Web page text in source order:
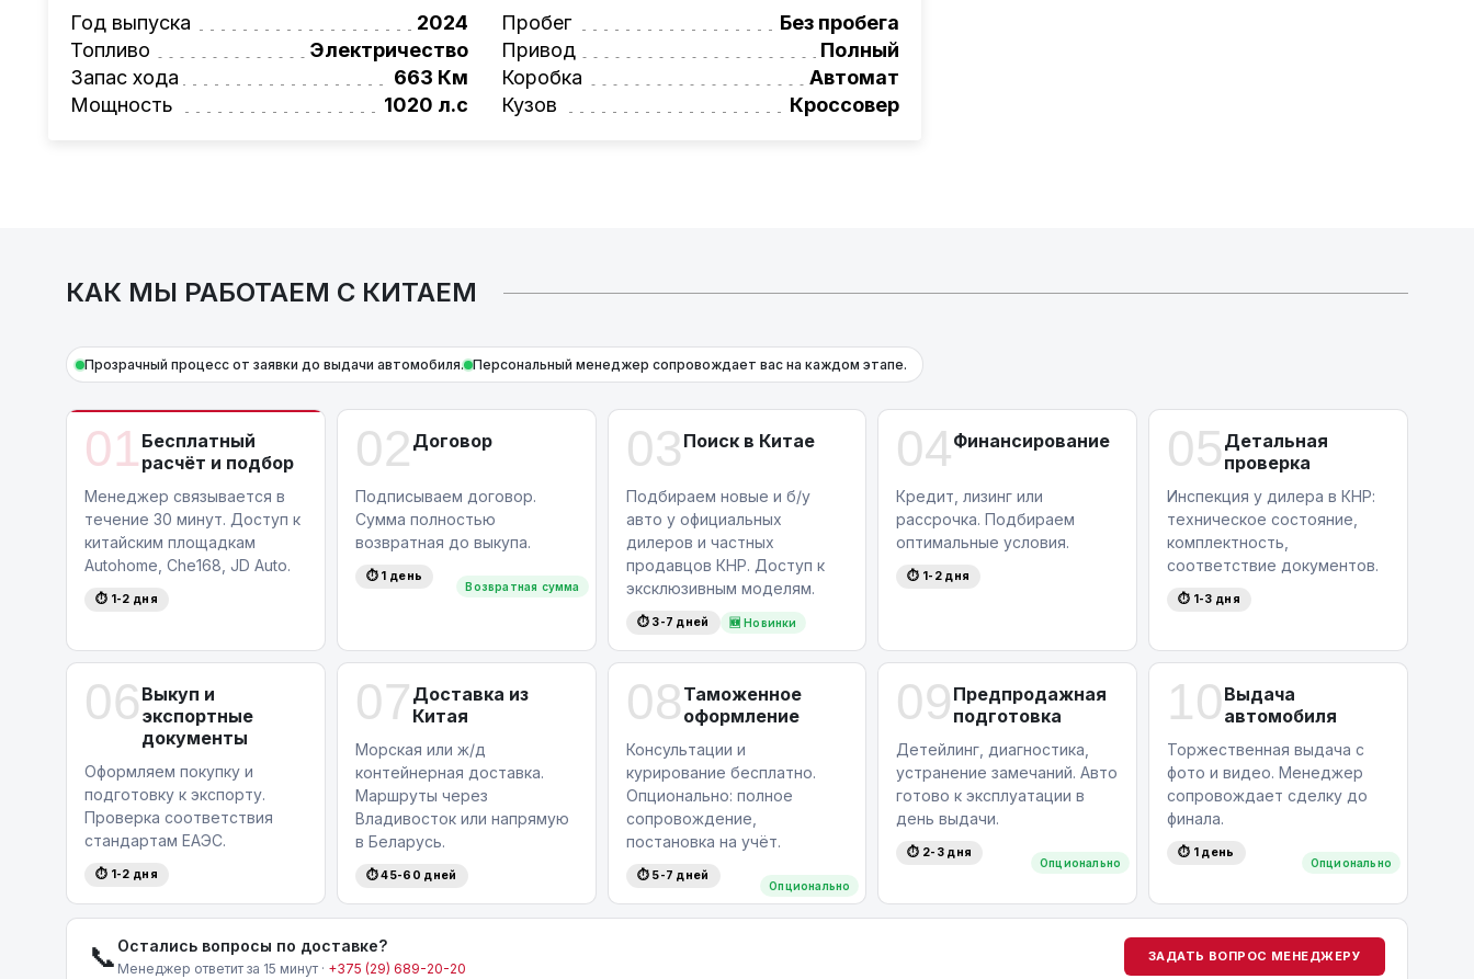
Также, для граждан РБ действует
лизинговая программа на НОВЫЕ автомобили.
Условия и подробности можно узнать по номеру:+375 (29) 689-20-20
AutoCapital
– просто доверьте работу профессионалам!
Год выпуска
2024
Топливо
Электричество
Запас хода
663 Км
Мощность
1020 л.с
Пробег
Без пробега
Привод
Полный
Коробка
Автомат
Кузов
Кроссовер
КАК МЫ РАБОТАЕМ С КИТАЕМ
Прозрачный процесс от заявки до выдачи автомобиля. Персональный менеджер сопровождает вас на каждом этапе.
01 Бесплатный
расчёт и подбор
Менеджер связывается в
течение 30 минут. Доступ к
китайским площадкам
Autohome, Che168, JD Auto.
⏱ 1-2 дня
02 Договор
Возвратная сумма
Подписываем договор.
Сумма полностью
возвратная до выкупа.
⏱ 1 день
03 Поиск в Китае
Подбираем новые и б/у
авто у официальных
дилеров и частных
продавцов КНР. Доступ к
эксклюзивным моделям.
⏱ 3-7 дней 🆕 Новинки
04Финансирование
Кредит, лизинг или
рассрочка. Подбираем
оптимальные условия.
⏱ 1-2 дня
05 Детальная
проверка
Инспекция у дилера в КНР:
техническое состояние,
комплектность,
соответствие документов.
⏱ 1-3 дня
06 Выкуп и
экспортные
документы
Оформляем покупку и
подготовку к экспорту.
Проверка соответствия
стандартам ЕАЭС.
⏱ 1-2 дня
07 Доставка из
Китая
Морская или ж/д
контейнерная доставка.
Маршруты через
Владивосток или напрямую
в Беларусь.
⏱ 45-60 дней
08 Таможенное
оформление
Опционально
Консультации и
курирование бесплатно.
Опционально: полное
сопровождение,
постановка на учёт.
⏱ 5-7 дней
09 Предпродажная
подготовка
Опционально
Детейлинг, диагностика,
устранение замечаний. Авто
готово к эксплуатации в
день выдачи.
⏱ 2-3 дня
10 Выдача
автомобиля
Опционально
Торжественная выдача с
фото и видео. Менеджер
сопровождает сделку до
финала.
⏱ 1 день
📞 Остались вопросы по доставке?
Менеджер ответит за 15 минут · +375 (29) 689-20-20
ЗАДАТЬ ВОПРОС МЕНЕДЖЕРУ